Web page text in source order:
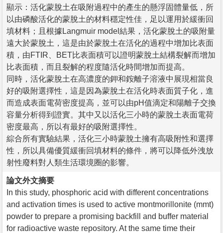
顯示：活化蒙脫土在吸附過程中的產生的懸浮固體量低，所
以由磷酸活化的蒙脫土的材料穩定性佳，足以運用於緩衝回
填材料；且根據Langmuir model結果，活化蒙脫土的吸附量
遠大於蒙脫土，這是由於蒙脫土在活化的過程中增加比表面
積，由FTIR、BET比表面積可以證明蒙脫土結構裂解而增加
比表面積，而且裂解的程度隨活化時間增加而提高。
同時，活化蒙脫土在高濃度的鉀和銨離子溶液中展現相當良
好的吸附選擇性，這是因為蒙脫土在活化時表面質子化，進
而造成表面電荷密度提高，並可以由pH值滴定和陽離子交換
容量分析得到證實。其中又以活化三小時的蒙脫土表面電荷
密度最高，所以有最好的吸附選擇性。
綜合所有實驗結果，活化三小時蒙脫土擁有高吸附性和選擇
性，所以具備優質緩衝回填材料的條件，將可以降低外洩放
射性廢料對人類生活環境圈的影響。
論文外文摘要
In this study, phosphoric acid with different concentrations
and activation times is used to active montmorillonite (mmt)
powder to prepare a promising backfill and buffer material
for radioactive waste repository. At the same time their